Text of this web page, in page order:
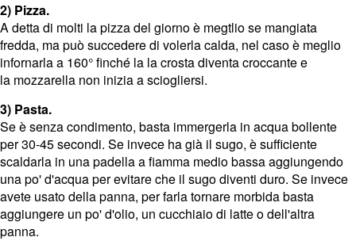
2) Pizza.
A detta di molti la pizza del giorno è megtlio se mangiata
fredda, ma può succedere di volerla calda, nel caso è meglio
infornarla a 160° finché la la crosta diventa croccante e
la mozzarella non inizia a sciogliersi.
3) Pasta.
Se è senza condimento, basta immergerla in acqua bollente
per 30-45 secondi. Se invece ha già il sugo, è sufficiente
scaldarla in una padella a fiamma medio bassa aggiungendo
una po' d'acqua per evitare che il sugo diventi duro. Se invece
avete usato della panna, per farla tornare morbida basta
aggiungere un po' d'olio, un cucchiaio di latte o dell'altra
panna.